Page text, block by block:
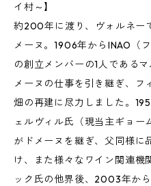
イ村～】
約200年に渡り、ヴォルネー
メーヌ。1906年からINAO（
の創立メンバーの1人である
メーヌの仕事を引き継ぎ、フ
畑の再建に尽力しました。
ェルヴィル氏（現当主ギョー
がドメーヌを継ぎ、父同様に
け、また様々なワイン関連機
ック氏の他界後、2003年か